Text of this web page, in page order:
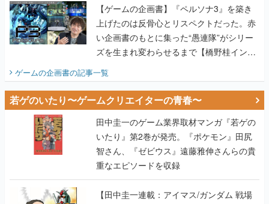
【ゲームの企画書】『ペルソナ3』を築き
上げたのは反骨心とリスペクトだった。赤
い企画書のもとに集った“愚連隊”がシリー
ズを生まれ変わらせるまで【橋野桂インタ
ゲームの企画書の記事一覧
若ゲのいたり〜ゲームクリエイターの青春〜
田中圭一のゲーム業界取材マンガ『若ゲの
いたり』第2巻が発売。『ポケモン』田尻
智さん、『ゼビウス』遠藤雅伸さんらの貴
重なエピソードを収録
【田中圭一連載：アイマス/ガンダム 戦場